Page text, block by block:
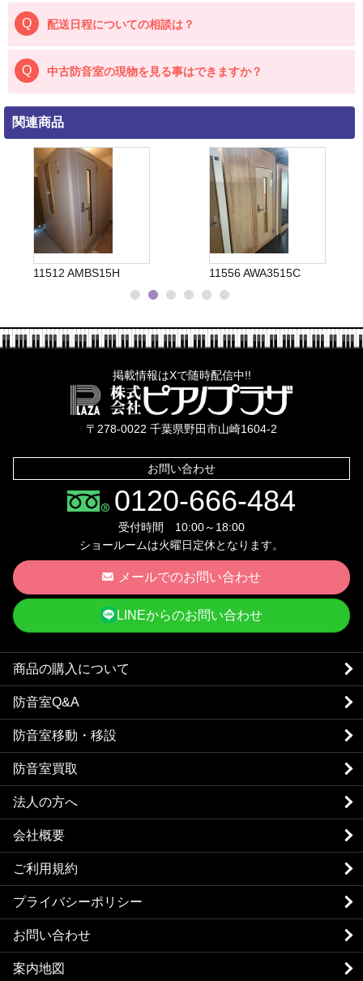
配送日程についての相談は？
中古防音室の現物を見る事はできますか？
関連商品
11512 AMBS15H 11556 AWA3515C
掲載情報はXで随時配信中!!
〒278-0022 千葉県野田市山崎1604-2
お問い合わせ
0120-666-484
受付時間 10:00～18:00
ショールームは火曜日定休となります。
メールでのお問い合わせ
LINEからのお問い合わせ
商品の購入について
防音室Q&A
防音室移動・移設
防音室買取
法人の方へ
会社概要
ご利用規約
プライバシーポリシー
お問い合わせ
案内地図